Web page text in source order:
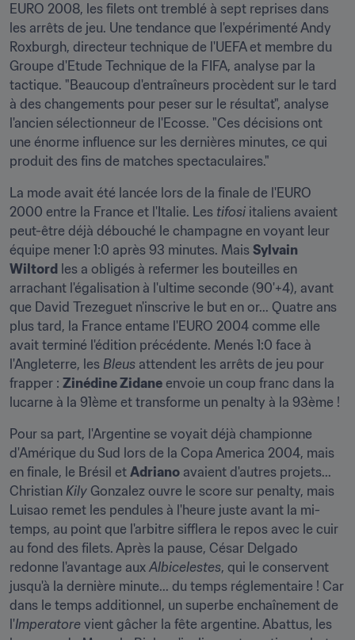
EURO 2008, les filets ont tremblé à sept reprises dans
les arrêts de jeu. Une tendance que l'expérimenté Andy
Roxburgh, directeur technique de l'UEFA et membre du
Groupe d'Etude Technique de la FIFA, analyse par la
tactique. "Beaucoup d'entraîneurs procèdent sur le tard
à des changements pour peser sur le résultat", analyse
l'ancien sélectionneur de l'Ecosse. "Ces décisions ont
une énorme influence sur les dernières minutes, ce qui
produit des fins de matches spectaculaires."
La mode avait été lancée lors de la finale de l'EURO
2000 entre la France et l'Italie. Les tifosi italiens avaient
peut-être déjà débouché le champagne en voyant leur
équipe mener 1:0 après 93 minutes. Mais Sylvain
Wiltord les a obligés à refermer les bouteilles en
arrachant l'égalisation à l'ultime seconde (90'+4), avant
que David Trezeguet n'inscrive le but en or... Quatre ans
plus tard, la France entame l'EURO 2004 comme elle
avait terminé l'édition précédente. Menés 1:0 face à
l'Angleterre, les Bleus attendent les arrêts de jeu pour
frapper : Zinédine Zidane envoie un coup franc dans la
lucarne à la 91ème et transforme un penalty à la 93ème !
Pour sa part, l'Argentine se voyait déjà championne
d'Amérique du Sud lors de la Copa America 2004, mais
en finale, le Brésil et Adriano avaient d'autres projets...
Christian Kily Gonzalez ouvre le score sur penalty, mais
Luisao remet les pendules à l'heure juste avant la mi-
temps, au point que l'arbitre sifflera le repos avec le cuir
au fond des filets. Après la pause, César Delgado
redonne l'avantage aux Albicelestes, qui le conservent
jusqu'à la dernière minute... du temps réglementaire ! Car
dans le temps additionnel, un superbe enchaînement de
l'Imperatore vient gâcher la fête argentine. Abattus, les